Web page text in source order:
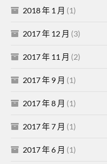
2018 年 1 月 (1)
2017 年 12 月 (3)
2017 年 11 月 (2)
2017 年 9 月 (1)
2017 年 8 月 (1)
2017 年 7 月 (1)
2017 年 6 月 (1)